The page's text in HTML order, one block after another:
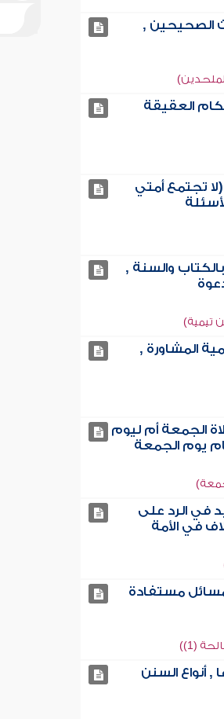
الصحيحين ,
العقيقة
تجتمع أمتي
والسنة ,
تيمية)
المشاورة ,
الجمعة أم ليوم
يوم الجمعة
في الرد على
في الأمة
مستفادة
(1))
, أنواع السنن